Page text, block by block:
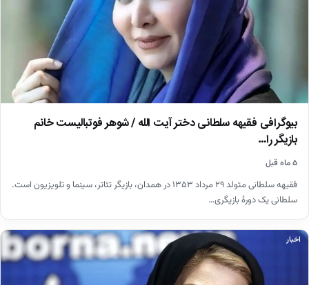
بیوگرافی فقیهه سلطانی دختر آیت الله / شوهر فوتبالیست خانم
بازیگر را…
۵ ماه قبل
فقیهه سلطانی متولد ۲۹ مرداد ۱۳۵۳ در همدان، بازیگر تئاتر، سینما و تلویزیون است.
سلطانی یک دورهٔ بازیگری…
اخبار